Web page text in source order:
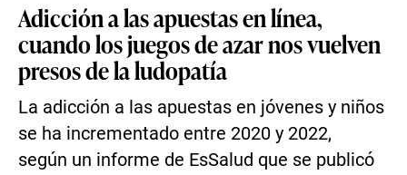
Adicción a las apuestas en línea,
cuando los juegos de azar nos vuelven
presos de la ludopatía
La adicción a las apuestas en jóvenes y niños
se ha incrementado entre 2020 y 2022,
según un informe de EsSalud que se publicó